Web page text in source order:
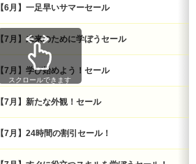
【6月】一足早いサマーセール
【7月】未来のために学ぼうセール
【7月】学び始めよう！セール
【7月】新たな外観！セール
【7月】24時間の割引セール！
スクロールできます